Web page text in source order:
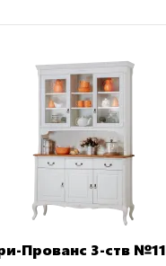
Прованс 3-ств №11